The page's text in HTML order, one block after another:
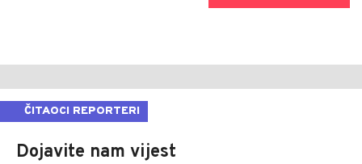
ČITAOCI REPORTERI
Dojavite nam vijest